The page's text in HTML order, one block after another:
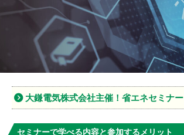
大鎌電気株式会社主催！省エネセミナー
セミナーで学べる内容と参加するメリット